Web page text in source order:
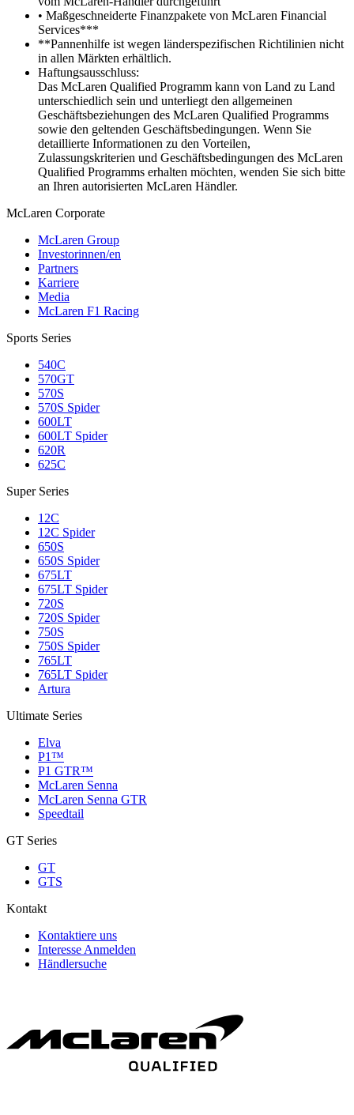
• Maßgeschneiderte Finanzpakete von McLaren Financial
Services***
**Pannenhilfe ist wegen länderspezifischen Richtilinien nicht
in allen Märkten erhältlich.
Haftungsausschluss:
Das McLaren Qualified Programm kann von Land zu Land
unterschiedlich sein und unterliegt den allgemeinen
Geschäftsbeziehungen des McLaren Qualified Programms
sowie den geltenden Geschäftsbedingungen. Wenn Sie
detaillierte Informationen zu den Vorteilen,
Zulassungskriterien und Geschäftsbedingungen des McLaren
Qualified Programms erhalten möchten, wenden Sie sich bitte
an Ihren autorisierten McLaren Händler.
McLaren Corporate
McLaren Group
Investorinnen/en
Partners
Karriere
Media
McLaren F1 Racing
Sports Series
540C
570GT
570S
570S Spider
600LT
600LT Spider
620R
625C
Super Series
12C
12C Spider
650S
650S Spider
675LT
675LT Spider
720S
720S Spider
750S
750S Spider
765LT
765LT Spider
Artura
Ultimate Series
Elva
P1™
P1 GTR™
McLaren Senna
McLaren Senna GTR
Speedtail
GT Series
GT
GTS
Kontakt
Kontaktiere uns
Interesse Anmelden
Händlersuche